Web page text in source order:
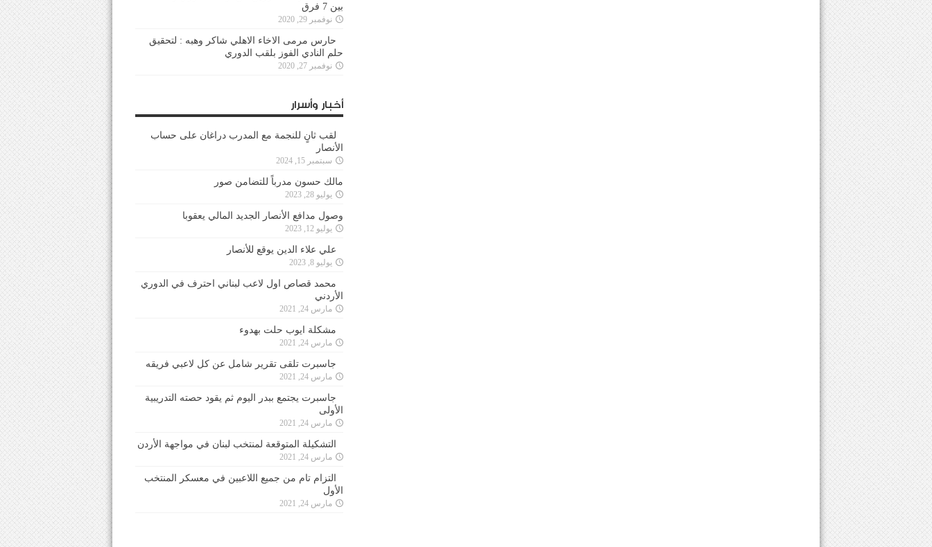
بين 7 فرق
نوفمبر 29, 2020
حارس مرمى الاخاء الاهلي شاكر وهبه : لتحقيق
حلم النادي الفوز بلقب الدوري
نوفمبر 27, 2020
أخبار وأسرار
لقب ثانٍ للنجمة مع المدرب دراغان على حساب
الأنصار
سبتمبر 15, 2024
مالك حسون مدرباً للتضامن صور
يوليو 28, 2023
وصول مدافع الأنصار الجديد المالي يعقوبا
يوليو 12, 2023
علي علاء الدين يوقع للأنصار
يوليو 8, 2023
محمد قصاص اول لاعب لبناني احترف في الدوري
الأردني
مارس 24, 2021
مشكلة ايوب حلت بهدوء
مارس 24, 2021
جاسبرت تلقى تقرير شامل عن كل لاعبي فريقه
مارس 24, 2021
جاسبرت يجتمع ببدر اليوم ثم يقود حصته التدريبية
الأولى
مارس 24, 2021
التشكيلة المتوقعة لمنتخب لبنان في مواجهة الأردن
مارس 24, 2021
التزام تام من جميع اللاعبين في معسكر المنتخب
الأول
مارس 24, 2021